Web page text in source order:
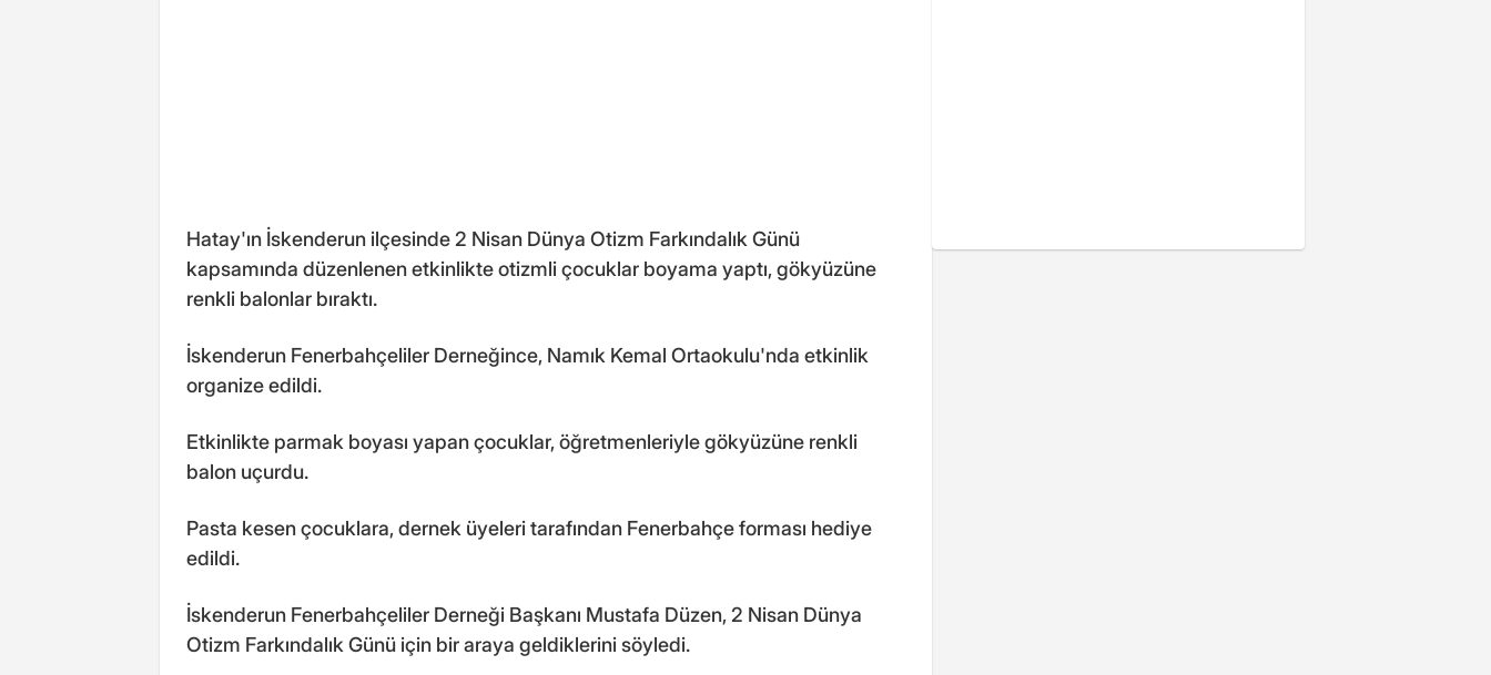
Hatay'ın İskenderun ilçesinde 2 Nisan Dünya Otizm Farkındalık Günü
kapsamında düzenlenen etkinlikte otizmli çocuklar boyama yaptı, gökyüzüne
renkli balonlar bıraktı.
İskenderun Fenerbahçeliler Derneğince, Namık Kemal Ortaokulu'nda etkinlik
organize edildi.
Etkinlikte parmak boyası yapan çocuklar, öğretmenleriyle gökyüzüne renkli
balon uçurdu.
Pasta kesen çocuklara, dernek üyeleri tarafından Fenerbahçe forması hediye
edildi.
İskenderun Fenerbahçeliler Derneği Başkanı Mustafa Düzen, 2 Nisan Dünya
Otizm Farkındalık Günü için bir araya geldiklerini söyledi.